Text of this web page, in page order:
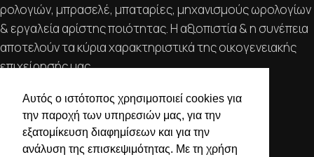
Αυτός ο ιστότοπος χρησιμοποιεί cookies για
την παροχή των υπηρεσιών μας, για την
εξατομίκευση διαφημίσεων και για την
ανάλυση της επισκεψιμότητας. Με τη χρήση
ρολογιών, μπρασελέ, μπαταρίες, μηχανισμούς ωρολογίων
& εργαλεία αρίστης ποιότητας. Η αξιοπιστία & η συνέπεια
αποτελούν τα κύρια χαρακτηριστικά της οικογενειακής
επιχείρησής μας.
ΧΡΗΣΙΜΕΣ ΠΛΗΡΟΦΟΡΙΕΣ
ΕΠΙΚΟΙΝΩΝΙΑ
ΟΡΟΙ ΧΡΗΣΗΣ